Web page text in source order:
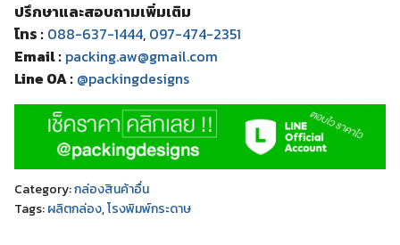
ปรึกษาและสอบถามเพิ่มเติม
โทร : 088-637-1444, 097-474-2351
Email : packing.aw@gmail.com
Line OA : @packingdesigns
Category:กล่องสินค้าอื่น
Tags:ผลิตกล่อง,โรงพิมพ์กระดาษ